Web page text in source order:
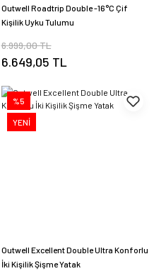
Outwell Roadtrip Double -16°C Çif
Kişilik Uyku Tulumu
6.999,00 TL
6.649,05 TL
%5
YENİ
Outwell Excellent Double Ultra Konforlu
İki Kişilik Şişme Yatak